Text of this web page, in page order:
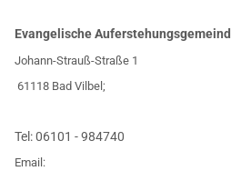
Evangelische
Johann-Strauß-Straße 1
61118 Bad Vilbel;
Tel:06101 - 984740
Email: